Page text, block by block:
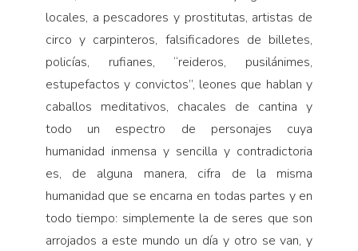
locales, a pescadores y prostitutas, artistas de
circo y carpinteros, falsificadores de billetes,
policías, rufianes, “reideros, pusilánimes,
estupefactos y convictos”, leones que hablan y
caballos meditativos, chacales de cantina y
todo un espectro de personajes cuya
humanidad inmensa y sencilla y contradictoria
es, de alguna manera, cifra de la misma
humanidad que se encarna en todas partes y en
todo tiempo: simplemente la de seres que son
arrojados a este mundo un día y otro se van, y